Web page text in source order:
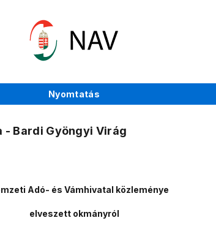
Nyomtatás
Bardi Gyöngyi Virág
Adó- és Vámhivatal közleménye
elveszett okmányról